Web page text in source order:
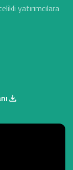
yatırımcılara